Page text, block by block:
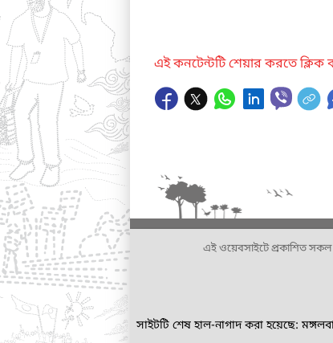
এই কনটেন্টটি শেয়ার করতে
এই ওয়েবসাইটে প্রকাশিত সকল
সাইটটি শেষ হাল-নাগাদ করা হয়েছে: